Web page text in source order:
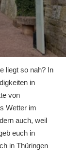
liegt so nah? In
in
von
Wetter im
auch, weil
euch in
in Thüringen